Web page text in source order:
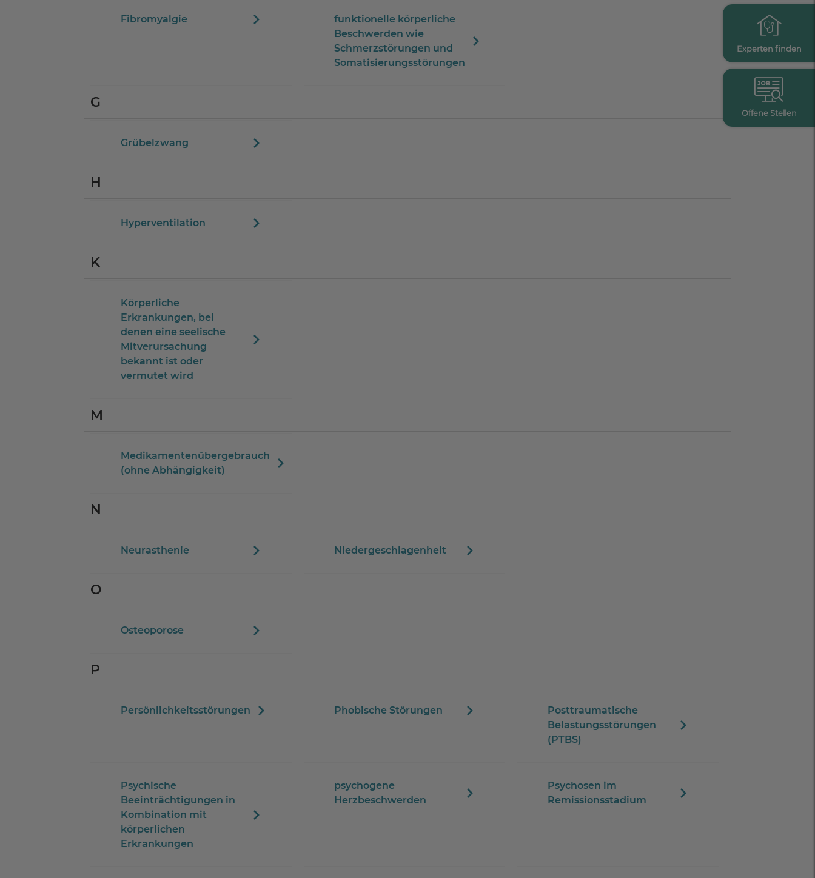
Fibromyalgie
funktionelle körperliche
Beschwerden wie
Schmerzstörungen und
Somatisierungsstörungen
G
Grübelzwang
H
Hyperventilation
K
Körperliche
Erkrankungen, bei
denen eine seelische
Mitverursachung
bekannt ist oder
vermutet wird
M
Medikamentenübergebrauch
(ohne Abhängigkeit)
N
Neurasthenie Niedergeschlagenheit
O
Osteoporose
P
Persönlichkeitsstörungen Phobische Störungen
Posttraumatische
Belastungsstörungen
(PTBS)
Psychische
Beeinträchtigungen in
Kombination mit
körperlichen
Erkrankungen
psychogene
Herzbeschwerden
Psychosen im
Remissionsstadium
Experten finden
Offene Stellen